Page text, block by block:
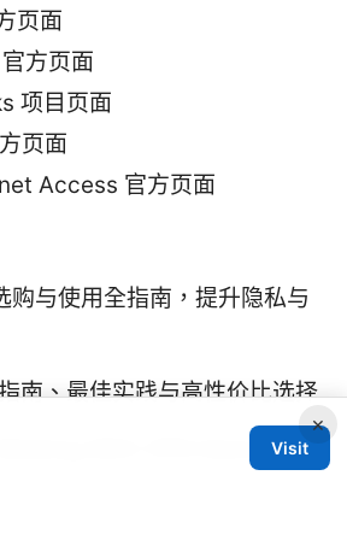
页面
方页面
项目页面
页面
Access 官方页面
与使用全指南，提升隐私与
南、最佳实践与高性价比选择
With VPN Here’s
×
Visit